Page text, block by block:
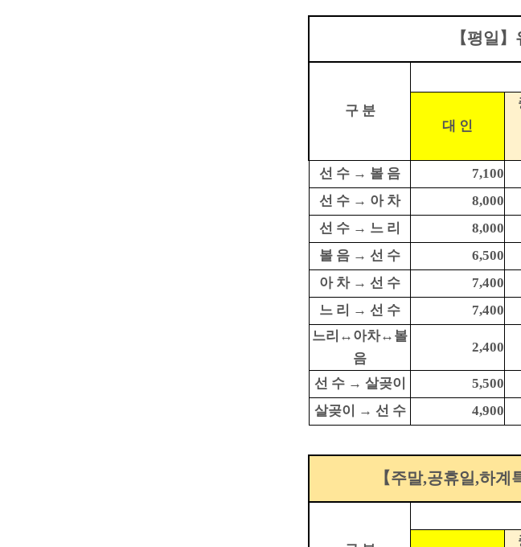
【평일
구 분
대 인
선 수 → 볼 음
7,100
선 수 → 아 차
8,000
선 수 → 느 리
8,000
볼 음 → 선 수
6,500
아 차 → 선 수
7,400
느 리 → 선 수
7,400
느리↔아차↔볼
음
2,400
선 수 → 살곶이 5,500
살곶이 → 선 수
4,900
【주말,공휴일,하